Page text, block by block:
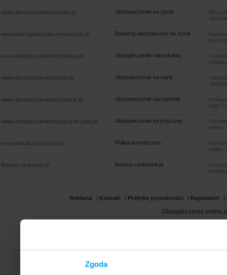
Zgoda
www.ubezpieczeniazyciowe.pl Ubezpieczenie na życie
www.rankingubezpieczennazycie.pl Ranking ubezpieczeń na życie
www.ubezpieczeniemieszkania.pl Ubezpieczenie mieszkania
www.ubezpieczenienanarty.pl Ubezpieczenie na narty
www.ubezpieczenienarciarskie.pl Ubezpieczenie narciarskie
daję
www.ubezpieczenieturystyczne.com.pl Ubezpieczenie turystyczne
www.polisaturystyczna.pl Polisa turystyczna
finanse.rankomat.pl finanse.rankomat.pl
Reklama Kontakt Polityka prywatności Regulamin
Ubezpieczenia